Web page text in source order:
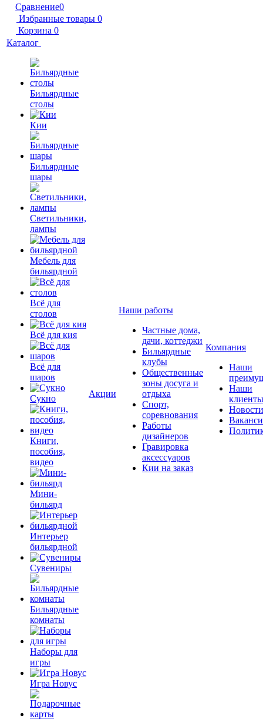
Сравнение0
Избранные товары 0
Корзина 0
Каталог
Бильярдные
столы
Кии
Бильярдные
шары
Светильники,
лампы
Мебель для
бильярдной
Всё для
столов
Всё для кия
Всё для
шаров
Сукно
Книги,
пособия,
видео
Мини-
бильярд
Интерьер
бильярдной
Сувениры
Бильярдные
комнаты
Наборы для
игры
Игра Новус
Акции
Наши работы
Частные дома,
дачи, коттеджи
Бильярдные
клубы
Общественные
зоны досуга и
отдыха
Спорт,
соревнования
Работы
дизайнеров
Гравировка
аксессуаров
Кии на заказ
Компания
Наши
Наши
клиенты
Новости